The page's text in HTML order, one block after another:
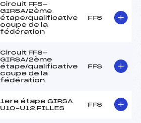
Circuit FFS-
GIRSA/2ème
étape/qualificative
coupe de la
fédération
FFS
Circuit FFS-
GIRSA/2ème
étape/qualificative
coupe de la
fédération
FFS
1ere étape GIRSA
U10-U12 FILLES
FFS